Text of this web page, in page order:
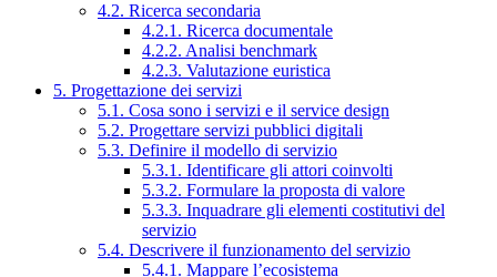
4.2. Ricerca secondaria
4.2.1. Ricerca documentale
4.2.2. Analisi benchmark
4.2.3. Valutazione euristica
5. Progettazione dei servizi
5.1. Cosa sono i servizi e il service design
5.2. Progettare servizi pubblici digitali
5.3. Definire il modello di servizio
5.3.1. Identificare gli attori coinvolti
5.3.2. Formulare la proposta di valore
5.3.3. Inquadrare gli elementi costitutivi del
servizio
5.4. Descrivere il funzionamento del servizio
5.4.1. Mappare l’ecosistema